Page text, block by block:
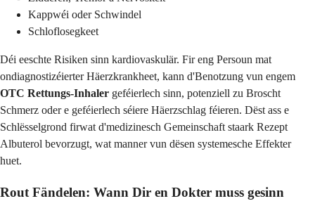
Kappwéi oder Schwindel
Schloflosegkeet
Déi eeschte Risiken sinn kardiovaskulär. Fir eng Persoun mat
ondiagnostizéierter Häerzkrankheet, kann d'Benotzung vun engem
OTC Rettungs-Inhaler geféierlech sinn, potenziell zu Broscht
Schmerz oder e geféierlech séiere Häerzschlag féieren. Dëst ass e
Schlësselgrond firwat d'medizinesch Gemeinschaft staark Rezept
Albuterol bevorzugt, wat manner vun dësen systemesche Effekter
huet.
Rout Fändelen: Wann Dir en Dokter muss gesinn